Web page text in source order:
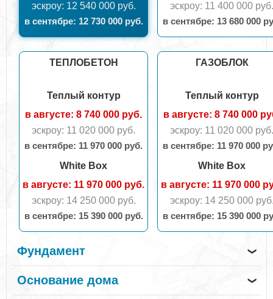
эскроу: 12 540 000 руб.
в сентябрe: 12 730 000 руб.
эскроу: 11 400 000 руб.
в сентябрe: 13 680 000
ТЕПЛОБЕТОН
Теплый контур
в августе: 8 740 000 руб.
эскроу: 11 020 000 руб.
в сентябрe: 11 970 000 руб.
White Box
в августе: 11 970 000 руб.
эскроу: 14 250 000 руб.
в сентябрe: 15 390 000 руб.
ГАЗОБЛОК
Теплый контур
в августе: 8 740 000
эскроу: 11 020 000 руб.
в сентябрe: 11 970 000
White Box
в августе: 11 970 000
эскроу: 14 250 000
в сентябрe: 15 390 000
Фундамент ❯
Основание дома ❯